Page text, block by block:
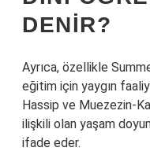
DENIR?
Ayrıca, özellikle
eğitim için yaygın
Hassip ve Muezezin-
ilişkili olan yaşam
ifade eder.